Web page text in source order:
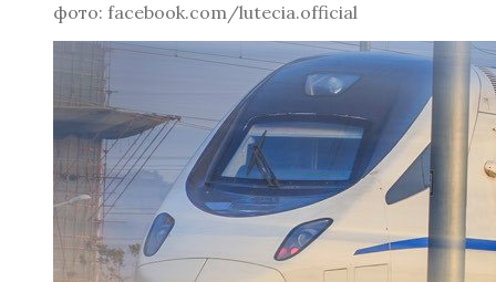
фото: facebook.com/lutecia.official